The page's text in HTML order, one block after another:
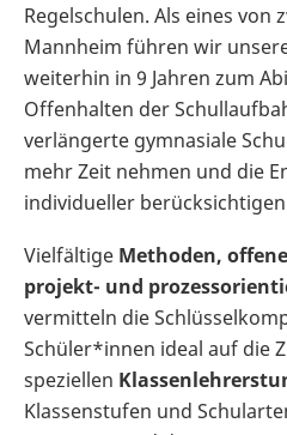
Regelschulen. Als eines von
Mannheim führen wir
weiterhin in 9 Jahren zum
Offenhalten der
verlängerte gymnasiale
mehr Zeit nehmen und die
individueller
Vielfältige Methoden,
projekt- und
vermitteln die
Schüler*innen ideal auf die
speziellen
Klassenstufen und